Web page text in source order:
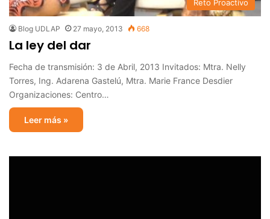
Reto Proactivo
Blog UDLAP 27 mayo, 2013 668
La ley del dar
Fecha de transmisión: 3 de Abril, 2013 Invitados: Mtra. Nelly
Torres, Ing. Adarena Gastelú, Mtra. Marie France Desdier
Organizaciones: Centro…
Leer más »